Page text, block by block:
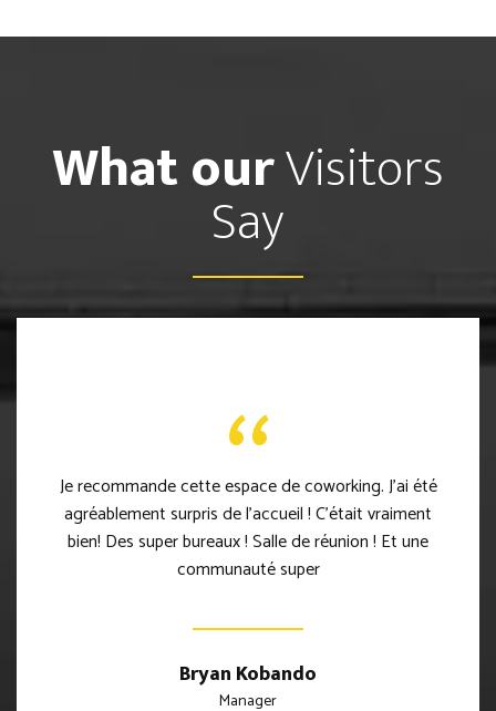
What ourVisitors
Say
Je recommande cette espace de coworking. J’ai été
agréablement surpris de l’accueil ! C’était vraiment
bien! Des super bureaux ! Salle de réunion ! Et une
communauté super
Bryan Kobando
Manager